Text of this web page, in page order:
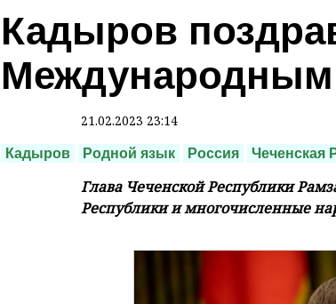
Кадыров
Международным
21.02.2023 23:14
Кадыров Родной язык Россия Чеченская
Глава Чеченской Республики
Республики и многочисленные